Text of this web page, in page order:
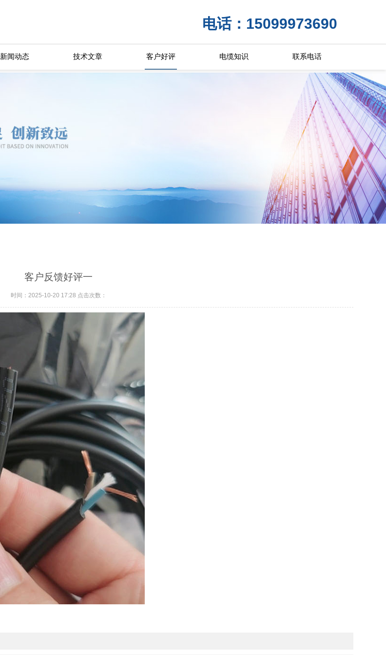
电话：15099973690
新闻动态 技术文章 客户好评 电缆知识 联系电话
客户反馈好评一
时间：2025-10-20 17:28 点击次数：